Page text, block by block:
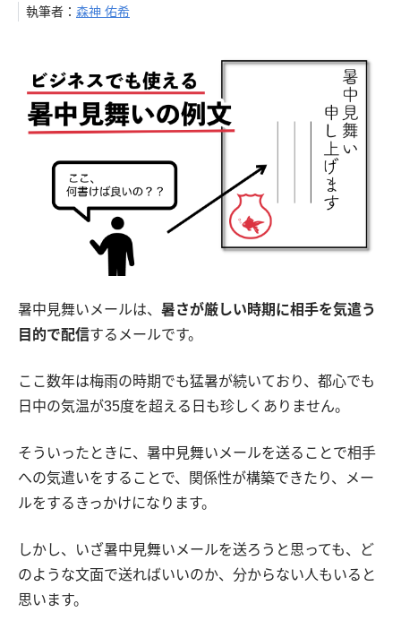
執筆者： 森神 佑希
暑中見舞いメールは、 暑さが厳しい時期に相手を気遣う
目的で配信するメールです。
ここ数年は梅雨の時期でも猛暑が続いており、都心でも
日中の気温が35度を超える日も珍しくありません。
そういったときに、暑中見舞いメールを送ることで相手
への気遣いをすることで、関係性が構築できたり、メー
ルをするきっかけになります。
しかし、いざ暑中見舞いメールを送ろうと思っても、ど
のような文面で送ればいいのか、分からない人もいると
思います。